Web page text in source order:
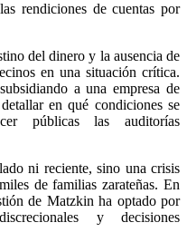
rendiciones de cuentas por
del dinero y la ausencia de
en una situación crítica.
a una empresa de
en qué condiciones se
públicas las auditorías
ni reciente, sino una crisis
de familias zarateñas. En
de Matzkin ha optado por
y decisiones